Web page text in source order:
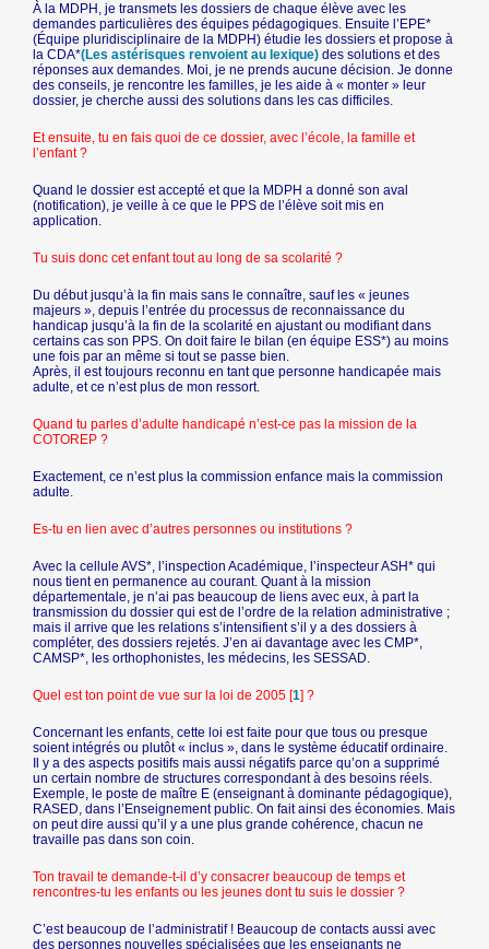
À la MDPH, je transmets les dossiers de chaque élève avec les
demandes particulières des équipes pédagogiques. Ensuite l’EPE*
(Équipe pluridisciplinaire de la MDPH) étudie les dossiers et propose à
la CDA*(Les astérisques renvoient au lexique) des solutions et des
réponses aux demandes. Moi, je ne prends aucune décision. Je donne
des conseils, je rencontre les familles, je les aide à « monter » leur
dossier, je cherche aussi des solutions dans les cas difficiles.
Et ensuite, tu en fais quoi de ce dossier, avec l’école, la famille et
l’enfant ?
Quand le dossier est accepté et que la MDPH a donné son aval
(notification), je veille à ce que le PPS de l’élève soit mis en
application.
Tu suis donc cet enfant tout au long de sa scolarité ?
Du début jusqu’à la fin mais sans le connaître, sauf les « jeunes
majeurs », depuis l’entrée du processus de reconnaissance du
handicap jusqu’à la fin de la scolarité en ajustant ou modifiant dans
certains cas son PPS. On doit faire le bilan (en équipe ESS*) au moins
une fois par an même si tout se passe bien.
Après, il est toujours reconnu en tant que personne handicapée mais
adulte, et ce n’est plus de mon ressort.
Quand tu parles d’adulte handicapé n’est-ce pas la mission de la
COTOREP ?
Exactement, ce n’est plus la commission enfance mais la commission
adulte.
Es-tu en lien avec d’autres personnes ou institutions ?
Avec la cellule AVS*, l’inspection Académique, l’inspecteur ASH* qui
nous tient en permanence au courant. Quant à la mission
départementale, je n’ai pas beaucoup de liens avec eux, à part la
transmission du dossier qui est de l’ordre de la relation administrative ;
mais il arrive que les relations s’intensifient s’il y a des dossiers à
compléter, des dossiers rejetés. J’en ai davantage avec les CMP*,
CAMSP*, les orthophonistes, les médecins, les SESSAD.
Quel est ton point de vue sur la loi de 2005 [1] ?
Concernant les enfants, cette loi est faite pour que tous ou presque
soient intégrés ou plutôt « inclus », dans le système éducatif ordinaire.
Il y a des aspects positifs mais aussi négatifs parce qu’on a supprimé
un certain nombre de structures correspondant à des besoins réels.
Exemple, le poste de maître E (enseignant à dominante pédagogique),
RASED, dans l’Enseignement public. On fait ainsi des économies. Mais
on peut dire aussi qu’il y a une plus grande cohérence, chacun ne
travaille pas dans son coin.
Ton travail te demande-t-il d’y consacrer beaucoup de temps et
rencontres-tu les enfants ou les jeunes dont tu suis le dossier ?
C’est beaucoup de l’administratif ! Beaucoup de contacts aussi avec
des personnes nouvelles spécialisées que les enseignants ne